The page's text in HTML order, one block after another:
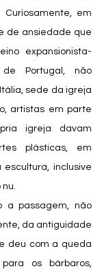
Curiosamente, em
de ansiedade que
expansionista-
de Portugal, não
sede da igreja
artistas em parte
igreja davam
plásticas, em
inclusive
nu.
da antiguidade
deu com a queda
os bárbaros,